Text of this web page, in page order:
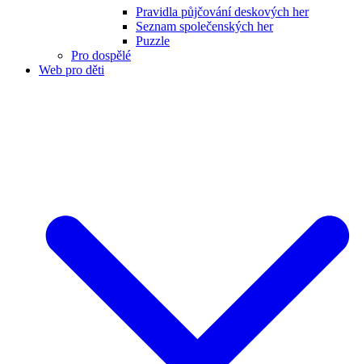
Pravidla půjčování deskových her
Seznam společenských her
Puzzle
Pro dospělé
Web pro děti